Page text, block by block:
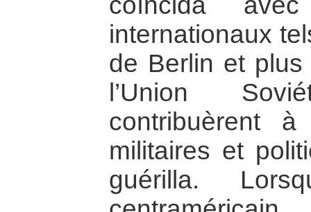
internationaux
de Berlin et
l’Union
contribuèrent
militaires et
guérilla.